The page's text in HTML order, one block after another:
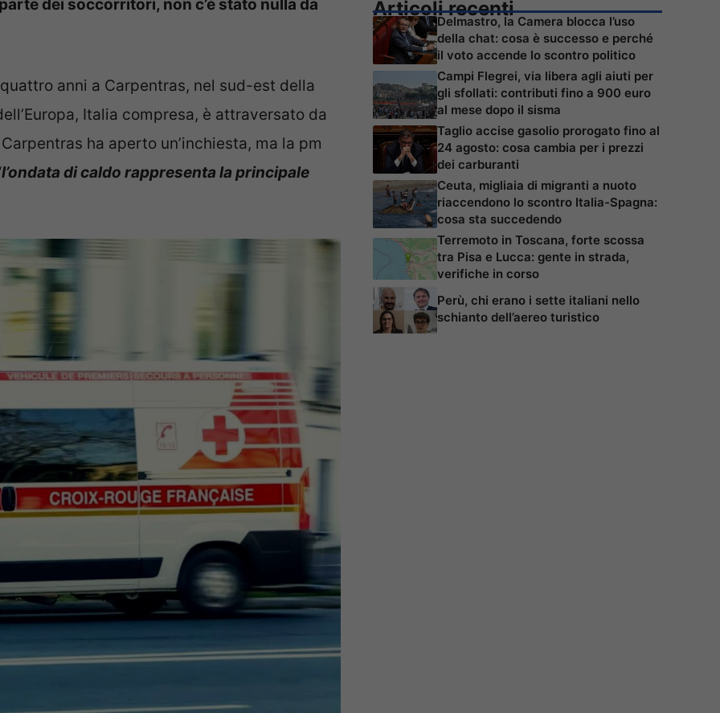
dei soccorritori, non c’è stato nulla da
anni a Carpentras, nel sud-est della
Italia compresa, è attraversato da
ha aperto un’inchiesta, ma la pm
l’ondata di caldo rappresenta la principale
Articoli recenti
Delmastro, la Camera blocca l’uso
della chat: cosa è successo e perché
il voto accende lo scontro politico
Campi Flegrei, via libera agli aiuti per
gli sfollati: contributi fino a 900 euro
al mese dopo il sisma
Taglio accise gasolio prorogato fino al
24 agosto: cosa cambia per i prezzi
dei carburanti
Ceuta, migliaia di migranti a nuoto
riaccendono lo scontro Italia-Spagna:
cosa sta succedendo
Terremoto in Toscana, forte scossa
tra Pisa e Lucca: gente in strada,
verifiche in corso
Perù, chi erano i sette italiani nello
schianto dell’aereo turistico